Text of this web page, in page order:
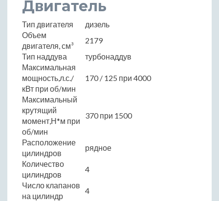
Двигатель
Тип двигателя
дизель
Объем
двигателя, см³
2179
Тип наддува
турбонаддув
Максимальная
мощность,л.с./
кВт при об/мин
170 / 125 при 4000
Максимальный
крутящий
момент,Н*м при
об/мин
370 при 1500
Расположение
цилиндров
рядное
Количество
цилиндров
4
Число клапанов
на цилиндр
4